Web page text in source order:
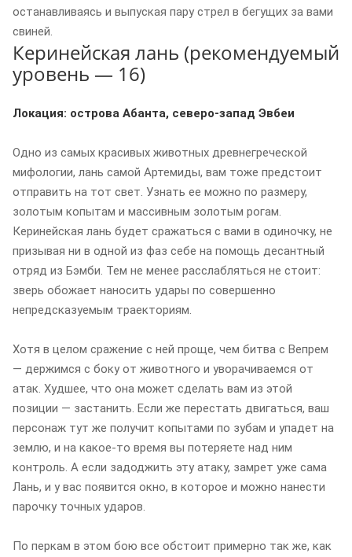
останавливаясь и выпуская пару стрел в бегущих за вами
свиней.
Керинейская лань (рекомендуемый
уровень — 16)
Локация: острова Абанта, северо-запад Эвбеи
Одно из самых красивых животных древнегреческой
мифологии, лань самой Артемиды, вам тоже предстоит
отправить на тот свет. Узнать ее можно по размеру,
золотым копытам и массивным золотым рогам.
Керинейская лань будет сражаться с вами в одиночку, не
призывая ни в одной из фаз себе на помощь десантный
отряд из Бэмби. Тем не менее расслабляться не стоит:
зверь обожает наносить удары по совершенно
непредсказуемым траекториям.
Хотя в целом сражение с ней проще, чем битва с Вепрем
— держимся с боку от животного и уворачиваемся от
атак. Худшее, что она может сделать вам из этой
позиции — застанить. Если же перестать двигаться, ваш
персонаж тут же получит копытами по зубам и упадет на
землю, и на какое-то время вы потеряете над ним
контроль. А если задоджить эту атаку, замрет уже сама
Лань, и у вас появится окно, в которое и можно нанести
парочку точных ударов.
По перкам в этом бою все обстоит примерно так же, как